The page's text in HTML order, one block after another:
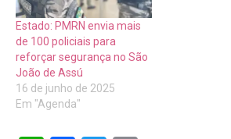
Estado: PMRN envia mais
de 100 policiais para
reforçar segurança no São
João de Assú
16 de junho de 2025
Em "Agenda"